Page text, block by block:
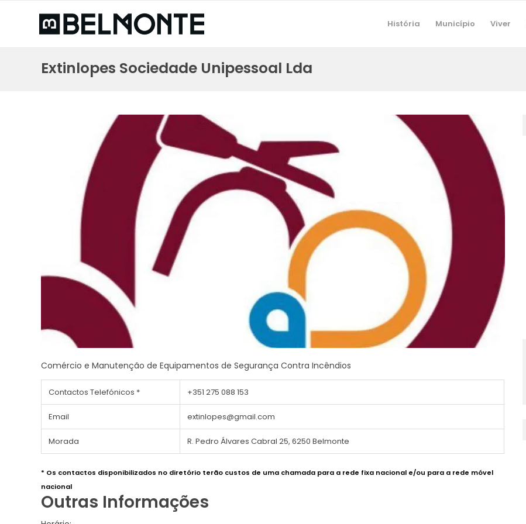
História Município Viver
Extinlopes Sociedade Unipessoal Lda
Comércio e Manutenção de Equipamentos de Segurança Contra Incêndios
Contactos Telefónicos * +351 275 088 153
Email extinlopes@gmail.com
Morada R. Pedro Álvares Cabral 25, 6250 Belmonte
* Os contactos disponibilizados no diretório terão custos de uma chamada para a rede fixa nacional e/ou para a rede móvel
nacional
Outras Informações